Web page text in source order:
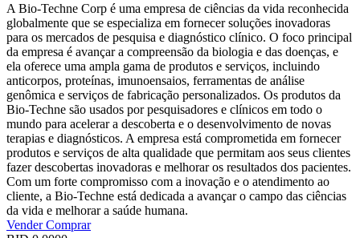
A Bio-Techne Corp é uma empresa de ciências da vida reconhecida
globalmente que se especializa em fornecer soluções inovadoras
para os mercados de pesquisa e diagnóstico clínico. O foco principal
da empresa é avançar a compreensão da biologia e das doenças, e
ela oferece uma ampla gama de produtos e serviços, incluindo
anticorpos, proteínas, imunoensaios, ferramentas de análise
genômica e serviços de fabricação personalizados. Os produtos da
Bio-Techne são usados por pesquisadores e clínicos em todo o
mundo para acelerar a descoberta e o desenvolvimento de novas
terapias e diagnósticos. A empresa está comprometida em fornecer
produtos e serviços de alta qualidade que permitam aos seus clientes
fazer descobertas inovadoras e melhorar os resultados dos pacientes.
Com um forte compromisso com a inovação e o atendimento ao
cliente, a Bio-Techne está dedicada a avançar o campo das ciências
da vida e melhorar a saúde humana.
VenderComprar